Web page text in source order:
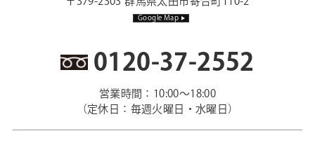
Google Map
0120-37-2552
営業時間：10:00～18:00
（定休日：毎週火曜日・水曜日）